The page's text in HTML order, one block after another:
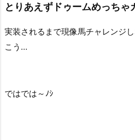
とりあえずドゥームめっちゃ
実装されるまで現像馬チャレンジ
こう…
ではでは～ﾉｼ